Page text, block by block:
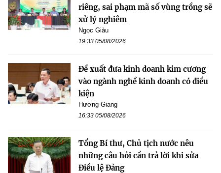
riêng, sai phạm mã số vùng trồng sẽ
xử lý nghiêm
Ngọc Giàu
19:33 05/08/2026
Đề xuất đưa kinh doanh kim cương
vào ngành nghề kinh doanh có điều
kiện
Hương Giang
16:33 05/08/2026
Tổng Bí thư, Chủ tịch nước nêu
những câu hỏi cần trả lời khi sửa
Điều lệ Đảng